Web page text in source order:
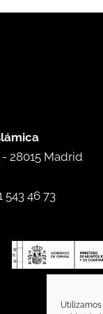
- 28015 Madrid
543 46 73